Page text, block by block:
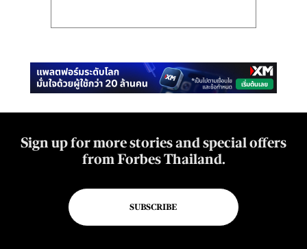
Sign up for more stories and special offers
from Forbes Thailand.
SUBSCRIBE